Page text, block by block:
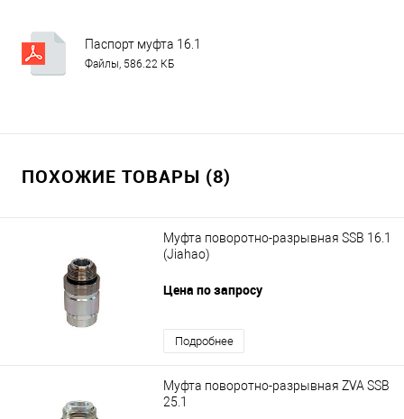
Паспорт муфта 16.1
Файлы, 586.22 КБ
ПОХОЖИЕ ТОВАРЫ (8)
Муфта поворотно-разрывная SSB 16.1
(Jiahao)
Цена по запросу
Подробнее
Муфта поворотно-разрывная ZVA SSB
25.1